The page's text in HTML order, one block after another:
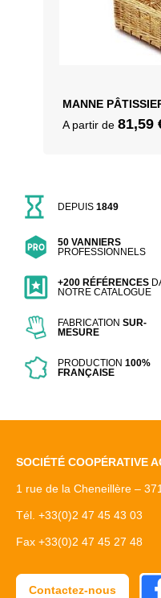
MANNE
A partir de 81,59
DEPUIS1849
50 VANNIERS
PROFESSIONNELS
+200 RÉFÉRENCES
NOTRE CATALOGUE
FABRICATIONSUR-
MESURE
PRODUCTION100%
FRANÇAISE
SOCIÉTÉ COOPÉRATIVE
1 rue de la Cheneillère –
Tél. +33(0)2 47 45 43 03
Fax +33(0)2 47 45 27 48
Contactez-nous